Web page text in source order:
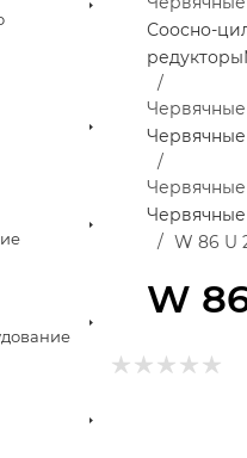
W
Соосно-
редукторы
W 86 U